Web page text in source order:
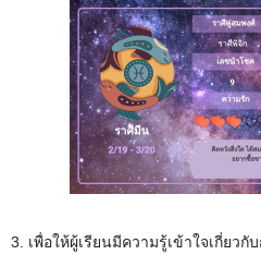
3. เพื่อให้ผู้เรียนมีความรู้เข้าใจเกี่ยว